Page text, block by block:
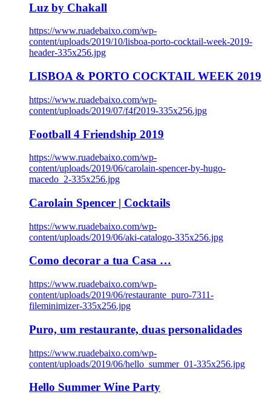
Luz by Chakall
https://www.ruadebaixo.com/wp-
content/uploads/2019/10/lisboa-porto-cocktail-week-2019-
header-335x256.jpg
LISBOA & PORTO COCKTAIL WEEK 2019
https://www.ruadebaixo.com/wp-
content/uploads/2019/07/f4f2019-335x256.jpg
Football 4 Friendship 2019
https://www.ruadebaixo.com/wp-
content/uploads/2019/06/carolain-spencer-by-hugo-
macedo_2-335x256.jpg
Carolain Spencer | Cocktails
https://www.ruadebaixo.com/wp-
content/uploads/2019/06/aki-catalogo-335x256.jpg
Como decorar a tua Casa …
https://www.ruadebaixo.com/wp-
content/uploads/2019/06/restaurante_puro-7311-
fileminimizer-335x256.jpg
Puro, um restaurante, duas personalidades
https://www.ruadebaixo.com/wp-
content/uploads/2019/06/hello_summer_01-335x256.jpg
Hello Summer Wine Party